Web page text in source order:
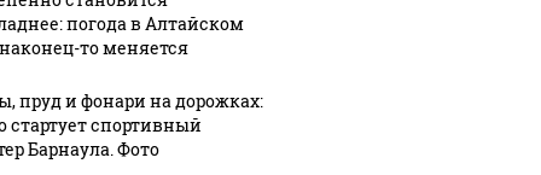
07 августа, 8:51
погода в Алтайском
то меняется
пруд и фонари на дорожках:
стартует спортивный
Барнаула. Фото